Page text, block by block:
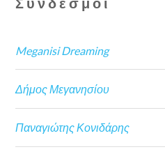
Meganisi Dreaming
Δήμος Μεγανησίου
Παναγιώτης Κονιδάρης